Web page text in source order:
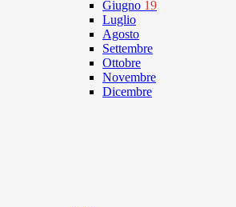
Giugno 19
Luglio
Agosto
Settembre
Ottobre
Novembre
Dicembre